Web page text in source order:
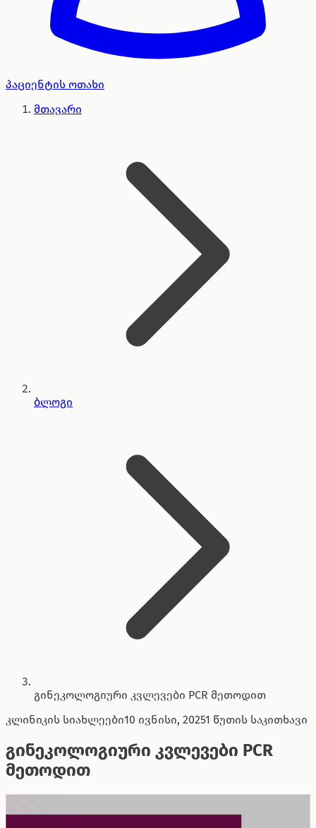
პაციენტის ოთახი
მთავარი
ბლოგი
გინეკოლოგიური კვლევები PCR მეთოდით
კლინიკის სიახლეები10 ივნისი, 20251 წუთის საკითხავი
გინეკოლოგიური კვლევები PCR
მეთოდით